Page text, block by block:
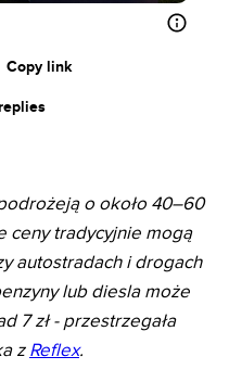
Copy link
o około 40–60
ceny tradycyjnie mogą
autostradach i drogach
lub diesla może
7 zł - przestrzegała
z Reflex.